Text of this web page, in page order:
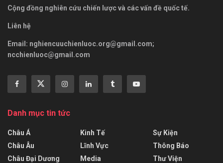
Cộng đồng nghiên cứu chiến lược và các vấn đề quốc tế.
Liên hệ
Email: nghiencuuchienluoc.org@gmail.com;
ncchienluoc@gmail.com
Danh mục tin tức
Châu Á
Châu Âu
Châu Đại Dương
Kinh Tế
Lĩnh Vực
Media
Sự Kiện
Thông Báo
Thư Viện